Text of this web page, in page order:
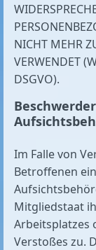
NICHT MEHR
VERWENDET
DSGVO).
Im Falle von
Betroffenen
Mitgliedstaat
Arbeitsplatzes
Verstoßes zu.